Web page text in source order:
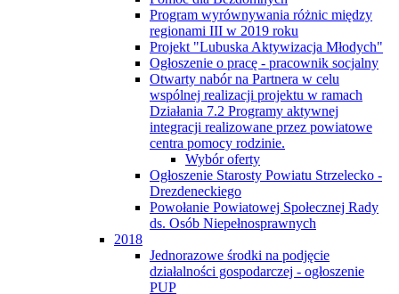
Program wyrównywania różnic między
regionami III w 2019 roku
Projekt "Lubuska Aktywizacja Młodych"
Ogłoszenie o pracę - pracownik socjalny
Otwarty nabór na Partnera w celu
wspólnej realizacji projektu w ramach
Działania 7.2 Programy aktywnej
integracji realizowane przez powiatowe
centra pomocy rodzinie.
Wybór oferty
Ogłoszenie Starosty Powiatu Strzelecko -
Drezdeneckiego
Powołanie Powiatowej Społecznej Rady
ds. Osób Niepełnosprawnych
2018
Jednorazowe środki na podjęcie
działalności gospodarczej - ogłoszenie
PUP